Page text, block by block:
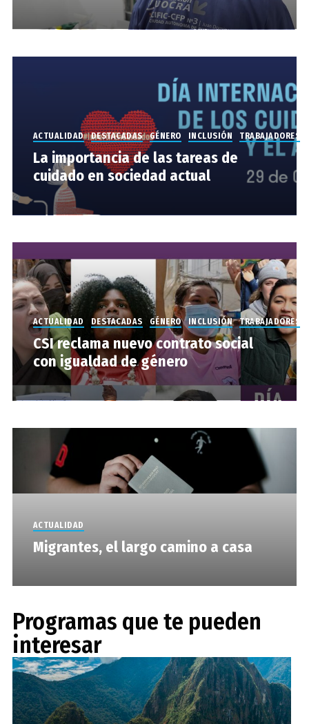
ACTUALIDAD DESTACADAS GÉNERO INCLUSIÓN TRABAJADORES
La importancia de las tareas de
cuidado en sociedad actual
ACTUALIDAD DESTACADAS GÉNERO INCLUSIÓN TRABAJADORES
CSI reclama nuevo contrato social
con igualdad de género
ACTUALIDAD
Migrantes, el largo camino a casa
Programas que te pueden
interesar